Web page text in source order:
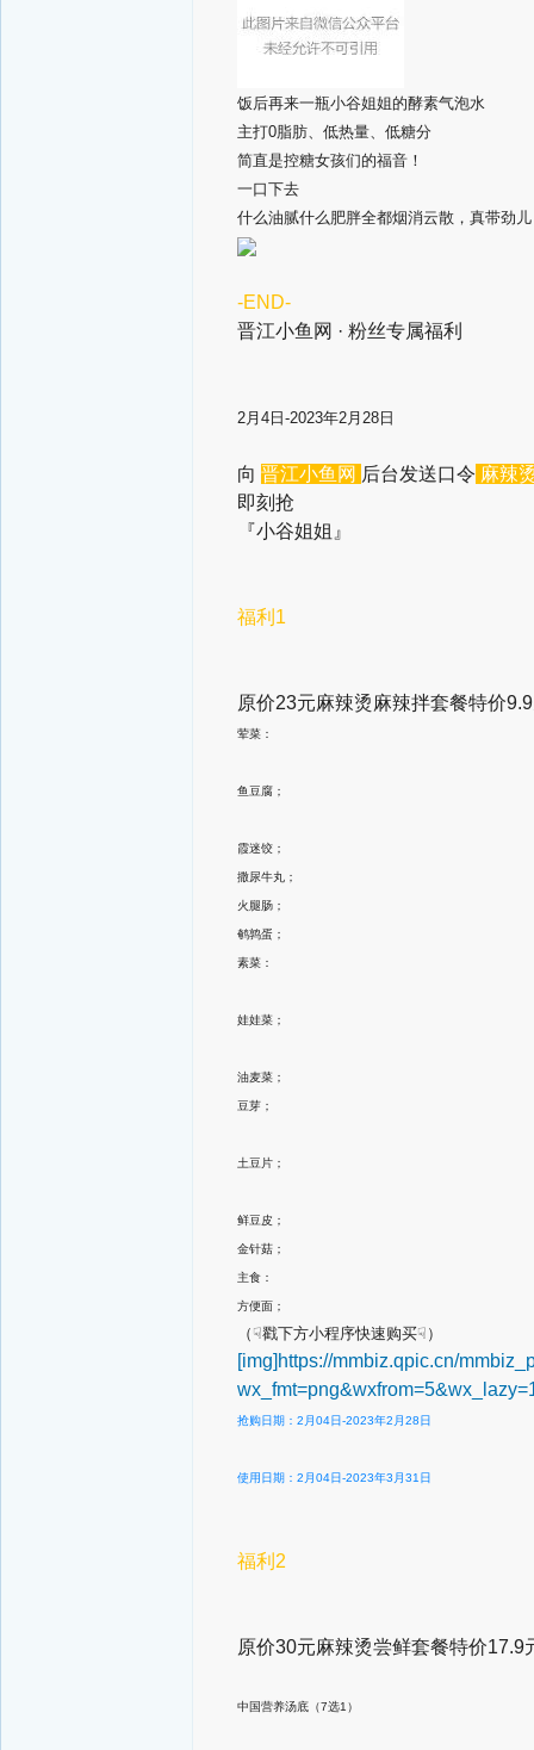
饭后再来一瓶小谷姐姐的酵素气泡水
主打0脂肪、低热量、低糖分
简直是控糖女孩们的福音！
一口下去
什么油腻什么肥胖全都烟消云散，真带劲
-END-
晋江小鱼网 · 粉丝专属福利
2月4日-2023年2月28日
向 晋江小鱼网 后台发送口令 麻辣
即刻抢
『小谷姐姐 』
福利1
原价23元麻辣烫麻辣拌套餐特价
荤菜：
鱼豆腐；
霞迷饺；
撒尿牛丸；
火腿肠；
鹌鹑蛋；
素菜：
娃娃菜；
油麦菜；
豆芽；
土豆片；
鲜豆皮；
金针菇；
主食：
方便面；
（☟戳下方小程序快速购买☟）
[img]https://mmbiz.qpic.cn/
抢购日期：2月04日-2023年2月28日
使用日期： 2月04日-2023年3月31日
福利2
原价30元麻辣烫尝鲜套餐特价17.9
中国营养汤底（7选1）